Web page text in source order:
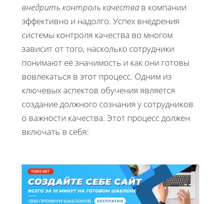
внедрить контроль качества в компании
эффективно и надолго. Успех внедрения
системы контроля качества во многом
зависит от того, насколько сотрудники
понимают её значимость и как они готовы
вовлекаться в этот процесс. Одним из
ключевых аспектов обучения является
создание должного сознания у сотрудников
о важности качества. Этот процесс должен
включать в себя: